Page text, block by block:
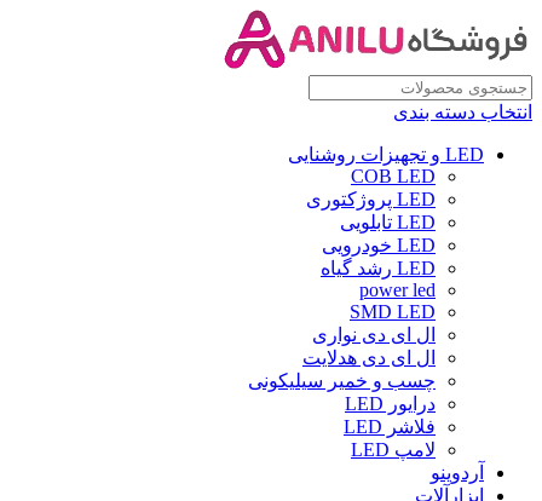
انتخاب دسته بندی
LED و تجهیزات روشنایی
COB LED
LED پروژکتوری
LED تابلویی
LED خودرویی
LED رشد گیاه
power led
SMD LED
ال ای دی نواری
ال ای دی هدلایت
چسب و خمیر سیلیکونی
درایور LED
فلاشر LED
لامپ LED
آردوینو
ابزارآلات